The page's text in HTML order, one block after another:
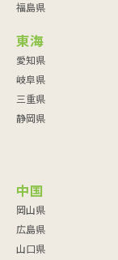
福島県
東海
愛知県
岐阜県
三重県
静岡県
中国
岡山県
広島県
山口県